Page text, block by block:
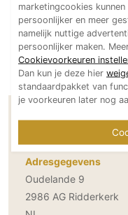
Audio/Video
Thuisbioscoop
Domotica
Mirror TV
Fitnessapparatuur
Overig
Aannemers Interieur
Binnenzwembaden
Adresgegevens
Oudelande 9
2986 AG Ridderkerk
marketingcookies
persoonlijker en meer
namelijk nuttige
persoonlijker maken.
Cookievoorkeuren
Dan kun je deze hier
standaardpakket van
je voorkeuren later nog